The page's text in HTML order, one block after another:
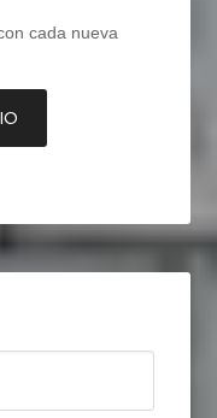
cada nueva